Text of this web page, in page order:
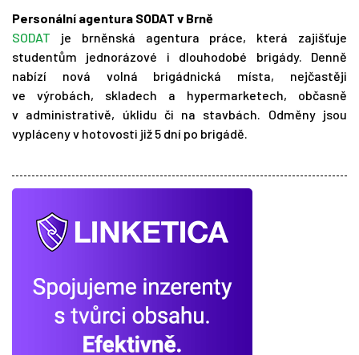
Personální agentura SODAT v Brně
SODAT je brněnská agentura práce, která zajišťuje
studentům jednorázové i dlouhodobé brigády. Denně
nabízí nová volná brigádnická místa, nejčastěji
ve výrobách, skladech a hypermarketech, občasně
v administrativě, úklidu či na stavbách. Odměny jsou
vypláceny v hotovosti již 5 dní po brigádě.